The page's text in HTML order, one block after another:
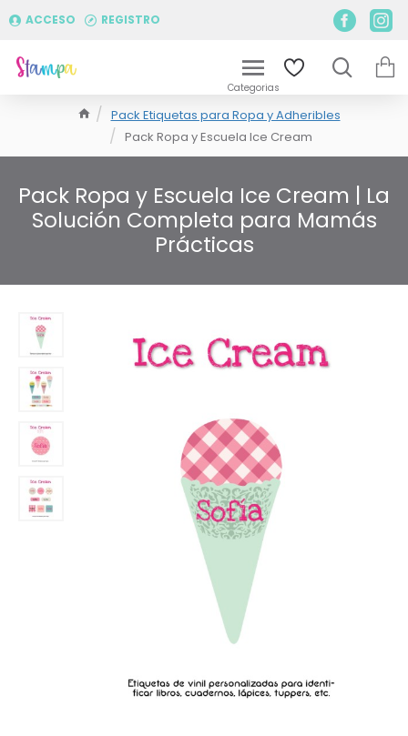
ACCESO REGISTRO
Pack Etiquetas para Ropa y Adheribles
Pack Ropa y Escuela Ice Cream
Pack Ropa y Escuela Ice Cream | La
Solución Completa para Mamás
Prácticas